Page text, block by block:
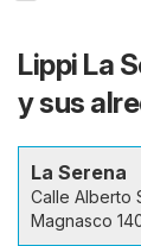
Lippi La
y sus
La Serena
Calle Alberto
Magnasco